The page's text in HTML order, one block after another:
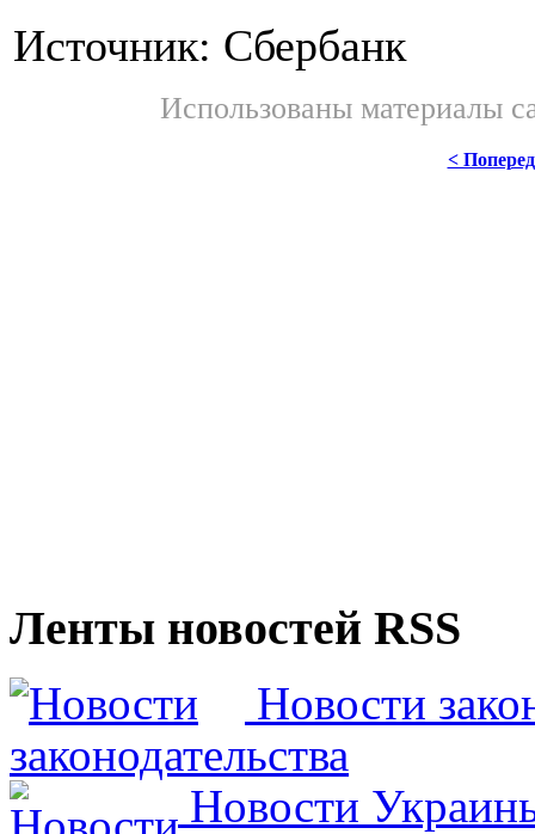
Источник: Сбербанк
Использованы материалы
<
Ленты новостей RSS
Новости
Новости